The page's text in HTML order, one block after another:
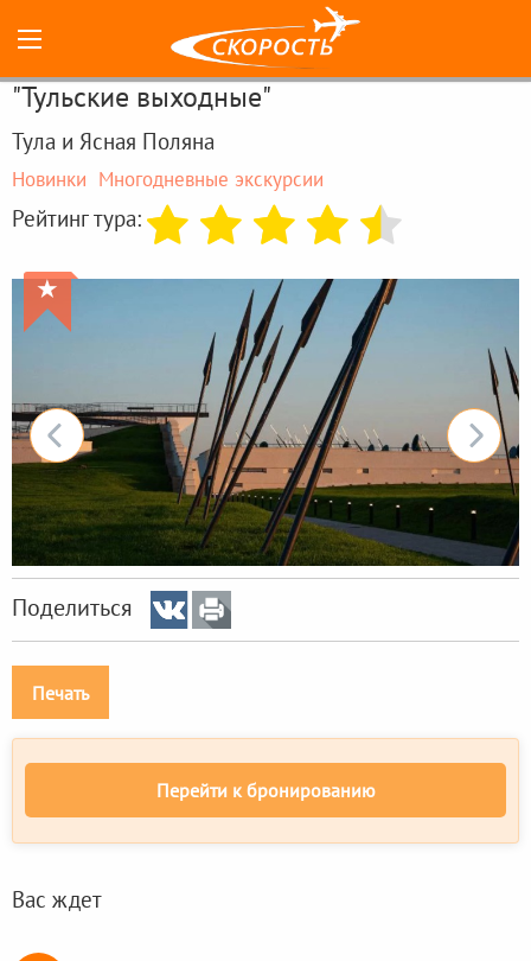
"Тульские выходные"
Тула и Ясная Поляна
Новинки Многодневные экскурсии
Рейтинг тура:
★
Поделиться
Печать
Перейти к бронированию
Вас ждет